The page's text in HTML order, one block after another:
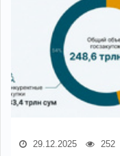
29.12.2025 252